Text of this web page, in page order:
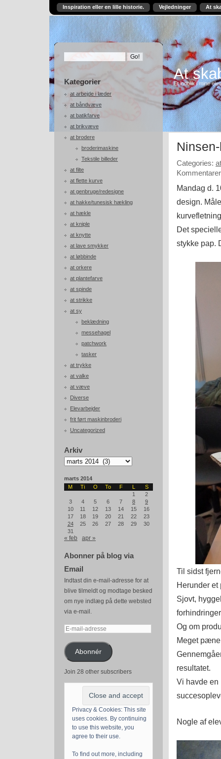
Inspiration eller en lille historie. Vejledninger At
Kategorier
at arbejde i læder
at båndvæve
at batikfarve
at brikvæve
at brodere
broderimaskine
Tekstile billeder
at filte
at flette kurve
at genbruge/redesigne
at hakke/tunesisk hækling
at hækle
at kniple
at knytte
at lave smykker
at løbbinde
at orkere
at plantefarve
at spinde
at strikke
at sy
beklædning
messehagel
patchwork
tasker
at trykke
at valke
at væve
Diverse
Elevarbejder
frit ført maskinbroderi
Uncategorized
Arkiv
Arkiv
marts 2014
M
Ti O To F L
S
1
2
3
4 5 6 7 8
9
10
11 12 13 14 15
16
17
18 19 20 21 22
23
24
25 26 27 28 29
30
31
« feb apr »
Abonner på blog via
Email
Indtast din e-mail-adresse for at
blive tilmeldt og modtage besked
om nye indlæg på dette websted
via e-mail.
E-
adresseAbonnér
Join 28 other subscribers
Privacy & Cookies: This site
uses cookies. By continuing
to use this website, you
agree to their use.
To find out more, including
At
Et indblik i mine
Categories:
Mandag d.
design.
Det
stykke pap.
Til sidst
Herunder
Sjovt,
Og om
Meget
resultatet.
Vi havde en
Nogle af